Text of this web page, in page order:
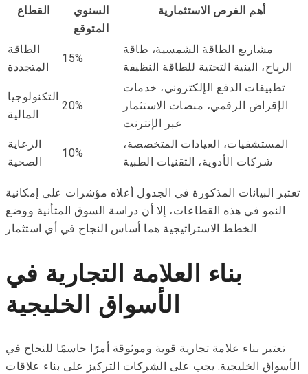
القطاع
السنوي
المتوقع
أهم الفرص الاستثمارية
الطاقة
المتجددة
15%
مشاريع الطاقة الشمسية، طاقة
الرياح، البنية التحتية للطاقة النظيفة
التكنولوجيا
المالية
20%
تطبيقات الدفع الإلكتروني، خدمات
الإقراض الرقمي، منصات الاستثمار
عبر الإنترنت
الرعاية
الصحية
10%
المستشفيات، العيادات المتخصصة،
شركات الأدوية، التقنيات الطبية
تعتبر البيانات المذكورة في الجدول أعلاه مؤشرات على إمكانية
النمو في هذه القطاعات، إلا أن دراسة السوق المتأنية ووضع
الخطط الاستراتيجية هما أساس النجاح في أي استثمار.
بناء العلامة التجارية في
الأسواق الخليجية
تعتبر بناء علامة تجارية قوية وموثوقة أمرًا حاسمًا للنجاح في
الأسواق الخليجية. يجب على الشركات التركيز على بناء علاقات